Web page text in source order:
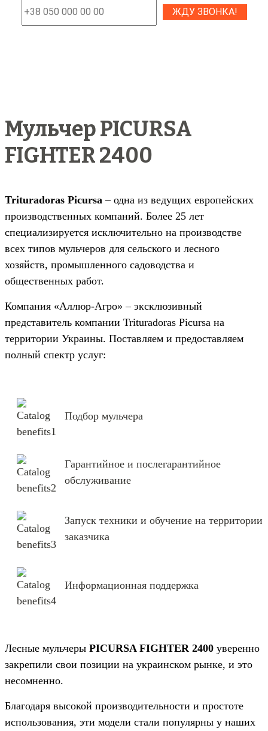
Мульчер PICURSA
FIGHTER 2400
Trituradoras Picursa – одна из ведущих европейских
производственных компаний. Более 25 лет
специализируется исключительно на производстве
всех типов мульчеров для сельского и лесного
хозяйств, промышленного садоводства и
общественных работ.
Компания «Аллюр-Агро» – эксклюзивный
представитель компании Trituradoras Picursa на
территории Украины. Поставляем и предоставляем
полный спектр услуг:
Подбор мульчера
Гарантийное и послегарантийное
обслуживание
Запуск техники и обучение на территории
заказчика
Информационная поддержка
Лесные мульчеры PICURSA FIGHTER 2400 уверенно
закрепили свои позиции на украинском рынке, и это
несомненно.
Благодаря высокой производительности и простоте
использования, эти модели стали популярны у наших